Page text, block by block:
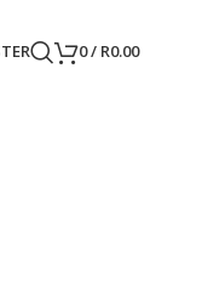
0/ R0.00